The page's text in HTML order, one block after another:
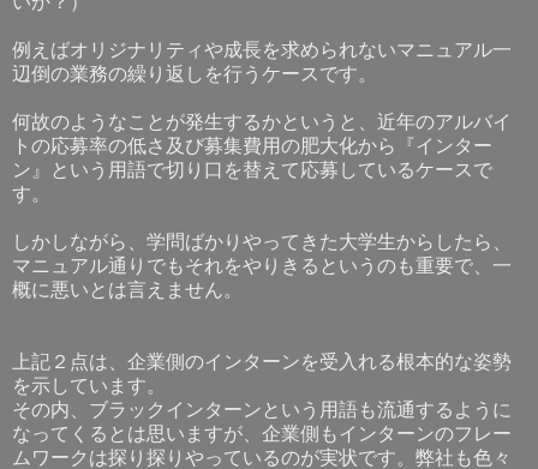
例えばオリジナリティや成長を求められないマニュアル一
辺倒の業務の繰り返しを行うケースです。
何故のようなことが発生するかというと、近年のアルバイ
トの応募率の低さ及び募集費用の肥大化から『インター
ン』という用語で切り口を替えて応募しているケースで
す。
しかしながら、学問ばかりやってきた大学生からしたら、
マニュアル通りでもそれをやりきるというのも重要で、一
概に悪いとは言えません。
上記２点は、企業側のインターンを受入れる根本的な姿勢
を示しています。
その内、ブラックインターンという用語も流通するように
なってくるとは思いますが、企業側もインターンのフレー
ムワークは探り探りやっているのが実状です。弊社も色々